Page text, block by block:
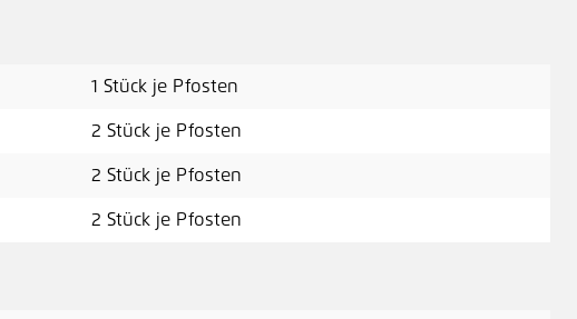
1 Stück je Pfosten
2 Stück je Pfosten
2 Stück je Pfosten
2 Stück je Pfosten